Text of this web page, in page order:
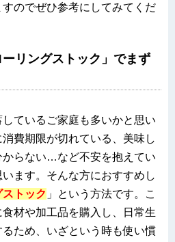
のでぜひ参考にしてみてくだ
リングストック」でまず
ているご家庭も多いかと思い
費期限が切れている、美味し
からない…など不安を抱えてい
ます。そんな方におすすめし
ストック 」という方法です。こ
材や加工品を購入し、日常生
ため、いざという時も使い慣